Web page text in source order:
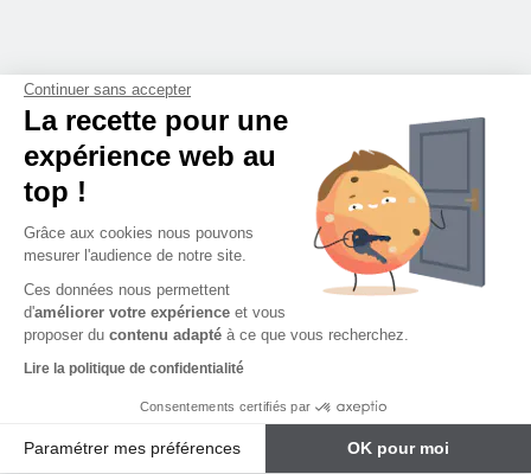
Continuer sans accepter
La recette pour une
expérience web au
top !
Grâce aux cookies nous pouvons
mesurer l'audience de notre site.
Ces données nous permettent
d'améliorer votre expérience et vous
proposer du contenu adapté à ce que vous recherchez.
Lire la politique de confidentialité
Consentements certifiés par
Paramétrer mes préférences OK pour moi
Découvrez
l'environnement
Ecoles
Transports en communs